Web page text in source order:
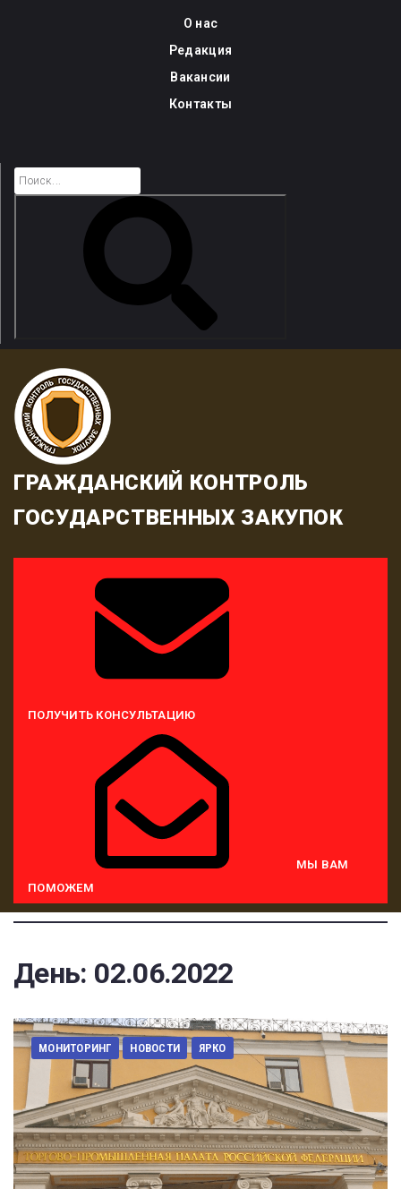
О нас
Редакция
Вакансии
Контакты
ГРАЖДАНСКИЙ КОНТРОЛЬ
ГОСУДАРСТВЕННЫХ ЗАКУПОК
ПОЛУЧИТЬ КОНСУЛЬТАЦИЮ
МЫ ВАМ
ПОМОЖЕМ
День: 02.06.2022
МОНИТОРИНГ НОВОСТИ ЯРКО